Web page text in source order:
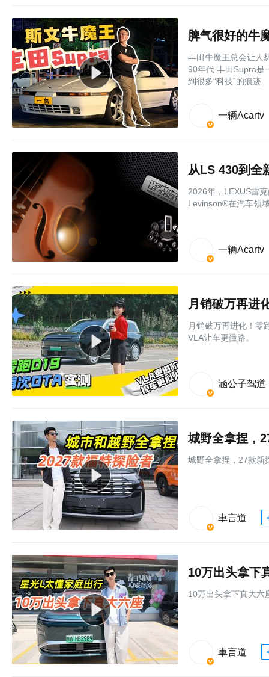
脾气很好的牛
丰田牛魔王总会让人
90年代 丰田Supra是
到很多“科技”的痕迹
一辆Acartv
从LS 430到全
2026年，LEXUS雷
Levinson®在汽车领
一辆Acartv
月销破万再进化！零
VLA让车更懂路。
涵公子驾道
城野全拿捏，
城野全拿捏，27款新
車言道
10万出头拿下
10万出头拿下真大六
車言道